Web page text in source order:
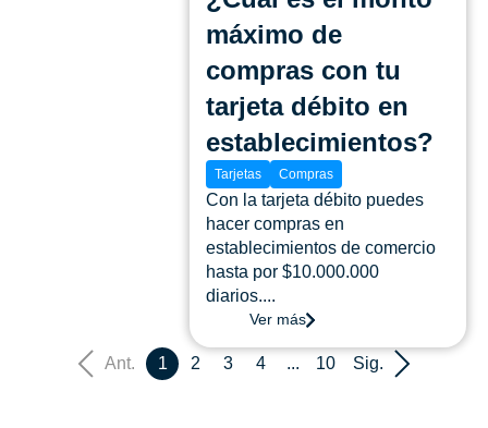
máximo de
compras con tu
tarjeta débito en
establecimientos?
Tarjetas Compras
Con la tarjeta débito puedes
hacer compras en
establecimientos de comercio
hasta por $10.000.000
diarios....
Ver más
Ant. 1 2 3 4 ... 10 Sig.